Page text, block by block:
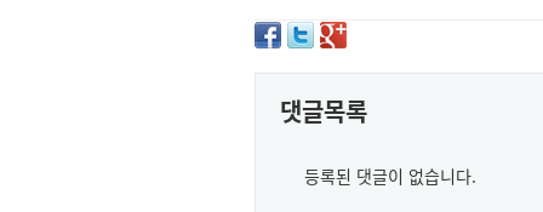
댓글목록
등록된 댓글이 없습니다.